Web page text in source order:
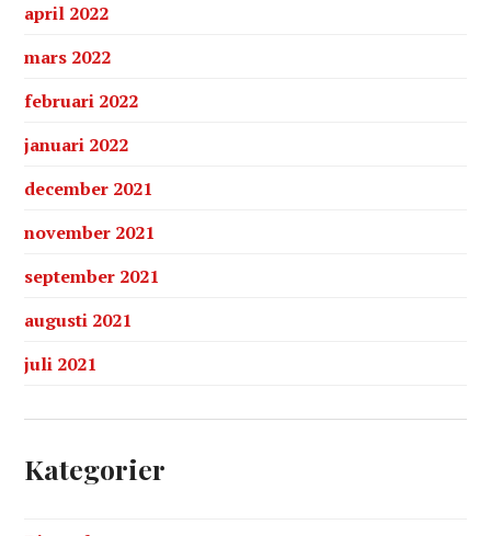
april 2022
mars 2022
februari 2022
januari 2022
december 2021
november 2021
september 2021
augusti 2021
juli 2021
Kategorier